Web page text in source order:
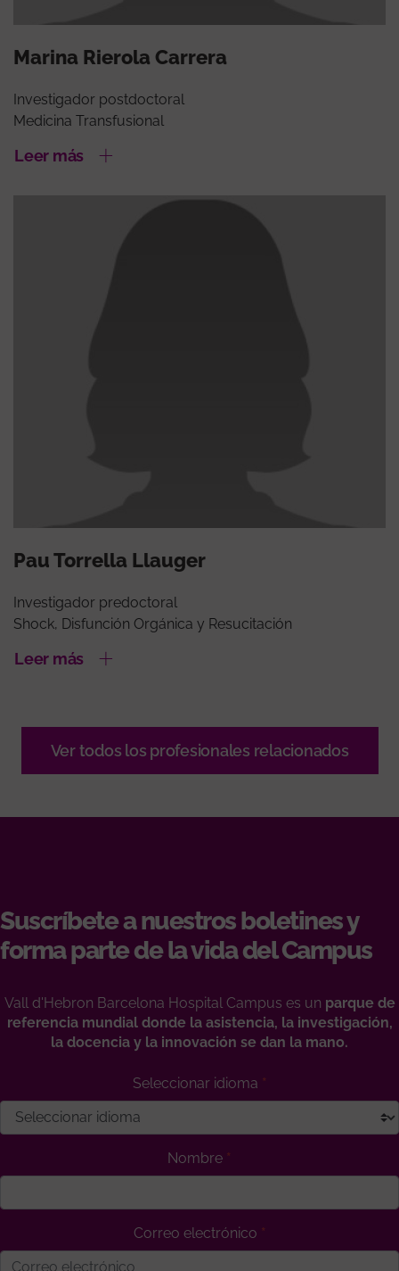
Marina Rierola Carrera
Investigador postdoctoral
Medicina Transfusional
Leer más
Pau Torrella Llauger
Investigador predoctoral
Shock, Disfunción Orgánica y Resucitación
Leer más
Ver todos los profesionales relacionados
Suscríbete a nuestros boletines y
forma parte de la vida del Campus
Vall d'Hebron Barcelona Hospital Campus es un parque de
referencia mundial donde la asistencia, la investigación,
la docencia y la innovación se dan la mano.
Seleccionar idioma
Nombre
Correo electrónico